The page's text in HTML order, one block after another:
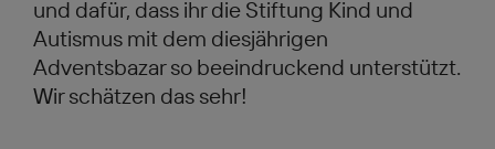
und dafür, dass ihr die Stiftung Kind und
Autismus mit dem diesjährigen
Adventsbazar so beeindruckend unterstützt.
Wir schätzen das sehr!